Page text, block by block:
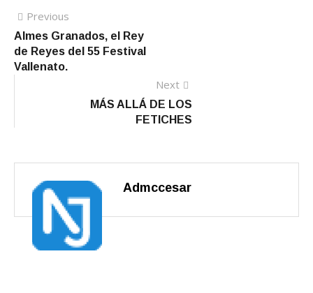
Navegación de entradas
Previous
Almes Granados, el Rey
de Reyes del 55 Festival
Vallenato.
Next
MÁS ALLÁ DE LOS
FETICHES
Admccesar